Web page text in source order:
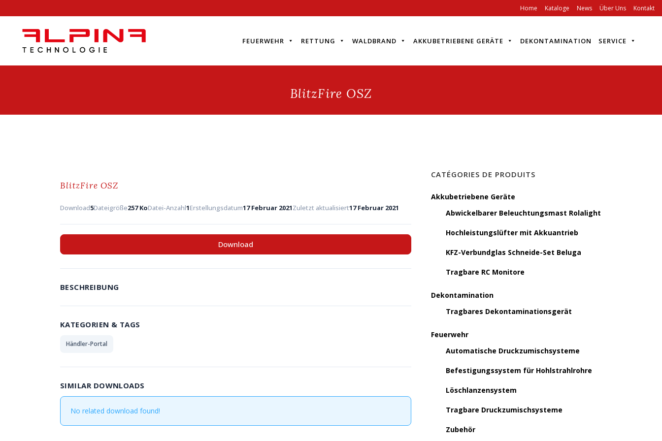
Home Kataloge News Über Uns Kontakt
FEUERWEHR RETTUNG WALDBRAND AKKUBETRIEBENE GERÄTE DEKONTAMINATION SERVICE
BlitzFire OSZ
BlitzFire OSZ
Download5Dateigröße257 KoDatei-Anzahl1Erstellungsdatum17 Februar 2021Zuletzt aktualisiert17 Februar 2021
Download
BESCHREIBUNG
KATEGORIEN & TAGS
Händler-Portal
SIMILAR DOWNLOADS
No related download found!
CATÉGORIES DE PRODUITS
Akkubetriebene Geräte
Abwickelbarer Beleuchtungsmast Rolalight
Hochleistungslüfter mit Akkuantrieb
KFZ-Verbundglas Schneide-Set Beluga
Tragbare RC Monitore
Dekontamination
Tragbares Dekontaminationsgerät
Feuerwehr
Automatische Druckzumischsysteme
Befestigungssystem für Hohlstrahlrohre
Löschlanzensystem
Tragbare Druckzumischsysteme
Zubehör